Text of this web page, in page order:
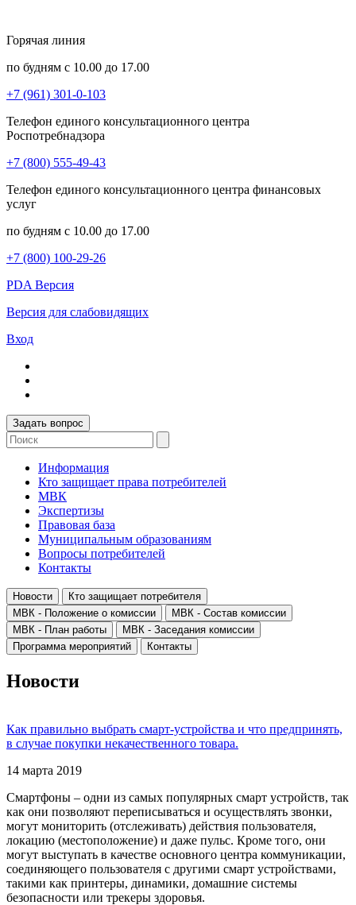
Горячая линия
по будням с 10.00 до 17.00
+7 (961) 301-0-103
Телефон единого консультационного центра
Роспотребнадзора
+7 (800) 555-49-43
Телефон единого консультационного центра финансовых
услуг
по будням с 10.00 до 17.00
+7 (800) 100-29-26
PDA Версия
Версия для слабовидящих
Вход
Задать вопрос
Информация
Кто защищает права потребителей
МВК
Экспертизы
Правовая база
Муниципальным образованиям
Вопросы потребителей
Контакты
Новости
Кто защищает потребителя
МВК - Положение о комиссии
МВК - Состав комиссии
МВК - План работы
МВК - Заседания комиссии
Программа мероприятий
Контакты
Новости
Как правильно выбрать смарт-устройства и что предпринять,
в случае покупки некачественного товара.
14 марта 2019
Смартфоны – одни из самых популярных смарт устройств, так
как они позволяют переписываться и осуществлять звонки,
могут мониторить (отслеживать) действия пользователя,
локацию (местоположение) и даже пульс. Кроме того, они
могут выступать в качестве основного центра коммуникации,
соединяющего пользователя с другими смарт устройствами,
такими как принтеры, динамики, домашние системы
безопасности или трекеры здоровья.